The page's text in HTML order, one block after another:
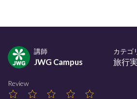
「日本のガイドの質を世界一に
講師
JWG Campus
カテゴ
旅行
Review